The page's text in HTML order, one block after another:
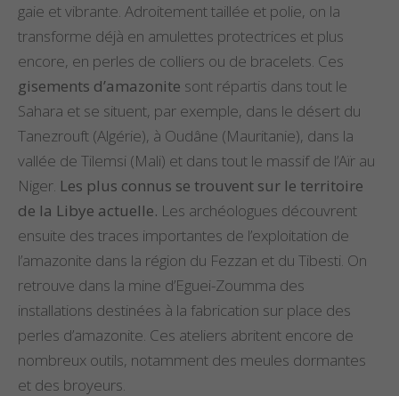
gaie et vibrante. Adroitement taillée et polie, on la
transforme déjà en amulettes protectrices et plus
encore, en perles de colliers ou de bracelets. Ces
gisements d’amazonite sont répartis dans tout le
Sahara et se situent, par exemple, dans le désert du
Tanezrouft (Algérie), à Oudâne (Mauritanie), dans la
vallée de Tilemsi (Mali) et dans tout le massif de l’Aïr au
Niger. Les plus connus se trouvent sur le territoire
de la Libye actuelle. Les archéologues découvrent
ensuite des traces importantes de l’exploitation de
l’amazonite dans la région du Fezzan et du Tibesti. On
retrouve dans la mine d’Eguei-Zoumma des
installations destinées à la fabrication sur place des
perles d’amazonite. Ces ateliers abritent encore de
nombreux outils, notamment des meules dormantes
et des broyeurs.